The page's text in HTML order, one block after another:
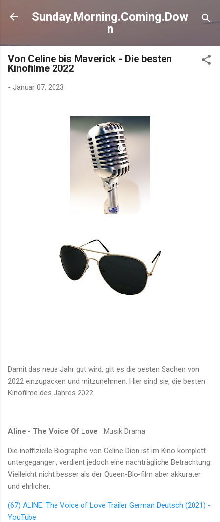
Direkt zum Hauptbereich
Sunday.Morning.Coming.Dow
n
Von Celine bis Maverick - Die besten
Kinofilme 2022
- Januar 07, 2023
Damit das neue Jahr gut wird, gilt es die besten Sachen von
2022 einzupacken und mitzunehmen. Hier sind sie, die besten
Kinofilme des Jahres 2022
Aline - The Voice Of Love Musik Drama
Die inoffizielle Biographie von Celine Dion ist im Kino komplett
untergegangen, verdient jedoch eine nachträgliche Betrachtung.
Vielleicht nicht besser als der Queen-Bio-film aber akkurater
und ehrlicher.
(67) ALINE: The Voice of Love Trailer German Deutsch (2021) -
YouTube